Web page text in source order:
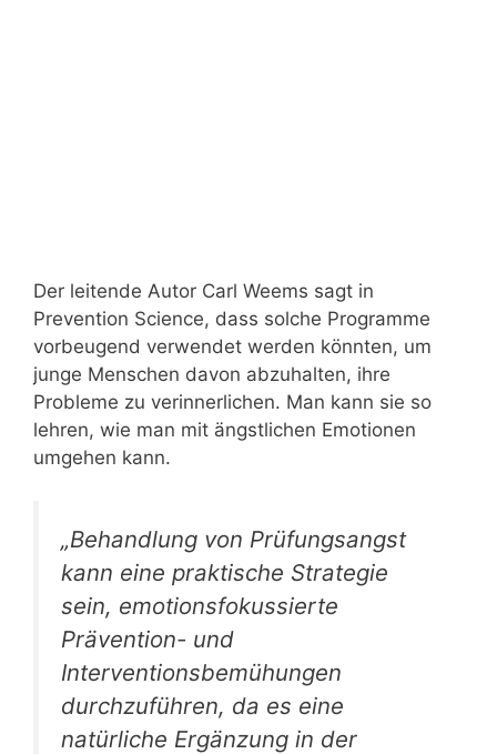
Der leitende Autor Carl Weems sagt in
Prevention Science, dass solche Programme
vorbeugend verwendet werden könnten, um
junge Menschen davon abzuhalten, ihre
Probleme zu verinnerlichen. Man kann sie so
lehren, wie man mit ängstlichen Emotionen
umgehen kann.
„Behandlung von Prüfungsangst
kann eine praktische Strategie
sein, emotionsfokussierte
Prävention- und
Interventionsbemühungen
durchzuführen, da es eine
natürliche Ergänzung in der